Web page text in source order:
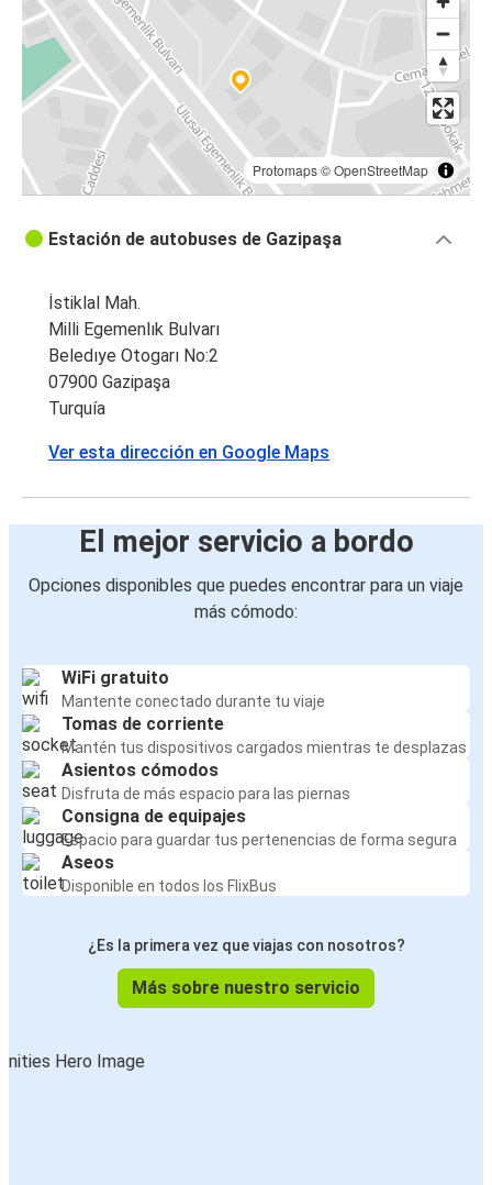
Protomaps©OpenStreetMap
Estación de autobuses de Gazipaşa
İstiklal Mah.
Milli Egemenlık Bulvarı
Beledıye Otogarı No:2
07900 Gazipaşa
Turquía
Ver esta dirección en Google Maps
El mejor servicio a bordo
Opciones disponibles que puedes encontrar para un viaje
más cómodo:
WiFi gratuito
Mantente conectado durante tu viaje
Tomas de corriente
Mantén tus dispositivos cargados mientras te desplazas
Asientos cómodos
Disfruta de más espacio para las piernas
Consigna de equipajes
Espacio para guardar tus pertenencias de forma segura
Aseos
Disponible en todos los FlixBus
¿Es la primera vez que viajas con nosotros?
Más sobre nuestro servicio